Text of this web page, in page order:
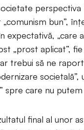
perspectiva
bun”,
expectativă, „care
„prost aplicat”, fie
trebui să ne
societală”,
spre care nu
final al unor